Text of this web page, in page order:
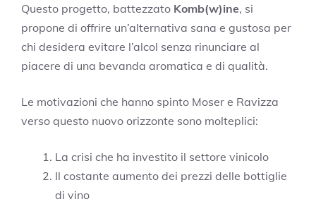
Questo progetto, battezzato Komb(w)ine, si
propone di offrire un’alternativa sana e gustosa per
chi desidera evitare l’alcol senza rinunciare al
piacere di una bevanda aromatica e di qualità.
Le motivazioni che hanno spinto Moser e Ravizza
verso questo nuovo orizzonte sono molteplici:
La crisi che ha investito il settore vinicolo
Il costante aumento dei prezzi delle bottiglie
di vino